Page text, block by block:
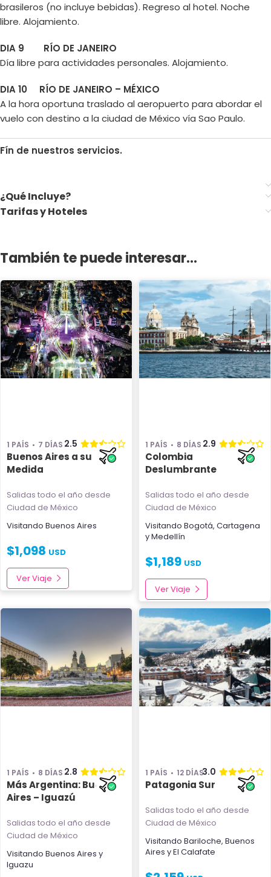
brasileros (no incluye bebidas). Regreso al hotel. Noche
libre. Alojamiento.
DIA 9 RÍO DE JANEIRO
Día libre para actividades personales. Alojamiento.
DIA 10 RÍO DE JANEIRO – MÉXICO
A la hora oportuna traslado al aeropuerto para abordar el
vuelo con destino a la ciudad de México vía Sao Paulo.
Fín de nuestros servicios.
¿Qué Incluye?
Tarifas y Hoteles
También te puede interesar...
1 PAÍS 7 DÍAS 2.5
Buenos Aires a su
Medida
Salidas todo el año desde
Ciudad de México
Visitando Buenos Aires
$1,098 USD
Ver Viaje
1 PAÍS 8 DÍAS 2.9
Colombia
Deslumbrante
Salidas todo el año desde
Ciudad de México
Visitando Bogotá, Cartagena
yMedellín
$1,189 USD
Ver Viaje
1 PAÍS 8 DÍAS 2.8
Más Argentina: Buenos
Aires – Iguazú
Salidas todo el año desde
Ciudad de México
Visitando Buenos Aires y
Iguazu
1 PAÍS 12 DÍAS3.0
Patagonia Sur
Salidas todo el año desde
Ciudad de México
Visitando Bariloche, Buenos
Aires yEl Calafate